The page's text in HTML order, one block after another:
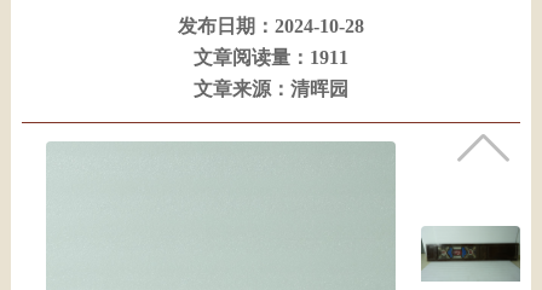
发布日期：2024-10-28
文章阅读量：1911
文章来源：清晖园